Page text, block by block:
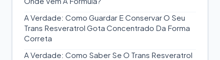
A Verdade: Como Guardar E Conservar O Seu
Trans Resveratrol Gota Concentrado Da Forma
Correta
A Verdade: Como Saber Se O Trans Resveratrol